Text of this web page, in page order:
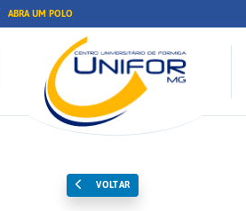
ABRA UM POLO
VOLTAR